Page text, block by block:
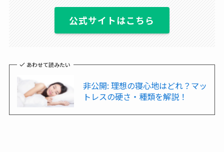
公式サイトはこちら
あわせて読みたい
非公開: 理想の寝心地はどれ？マッ
トレスの硬さ・種類を解説！